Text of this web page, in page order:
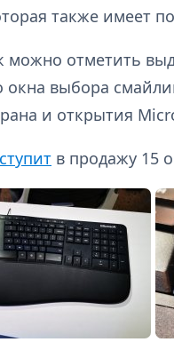
также имеет
можно отметить
выбора
и открытия
в продажу 15